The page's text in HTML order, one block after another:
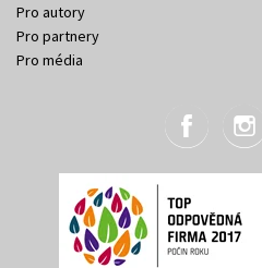
Pro autory
Pro partnery
Pro média